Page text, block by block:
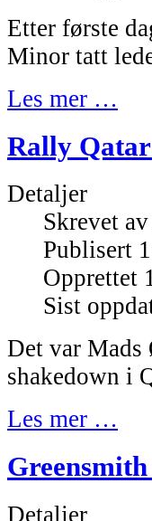
Etter første
Minor tatt
Les mer …
Rally
Detaljer
Skrevet av
Publisert
Opprettet
Sist
Det var Mads
shakedown i
Les mer …
Detaljer